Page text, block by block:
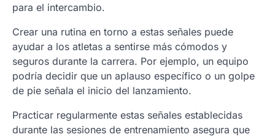
para el intercambio.
Crear una rutina en torno a estas señales puede
ayudar a los atletas a sentirse más cómodos y
seguros durante la carrera. Por ejemplo, un equipo
podría decidir que un aplauso específico o un golpe
de pie señala el inicio del lanzamiento.
Practicar regularmente estas señales establecidas
durante las sesiones de entrenamiento asegura que